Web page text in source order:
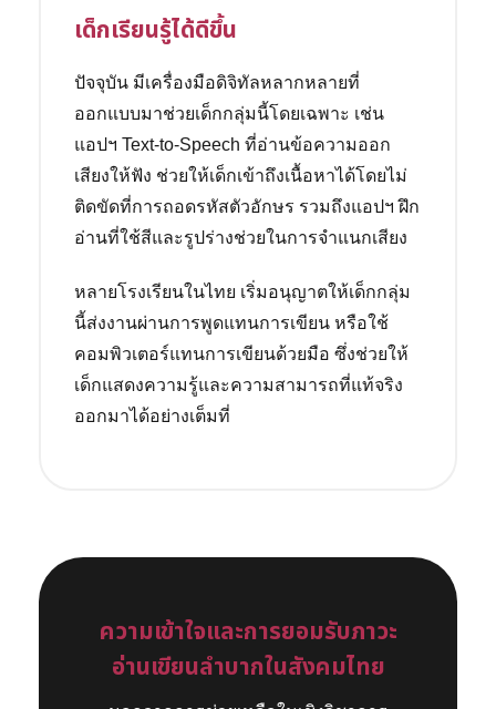
เด็กเรียนรู้ได้ดีขึ้น
ปัจจุบัน มีเครื่องมือดิจิทัลหลากหลายที่
ออกแบบมาช่วยเด็กกลุ่มนี้โดยเฉพาะ เช่น
แอปฯ Text-to-Speech ที่อ่านข้อความออก
เสียงให้ฟัง ช่วยให้เด็กเข้าถึงเนื้อหาได้โดยไม่
ติดขัดที่การถอดรหัสตัวอักษร รวมถึงแอปฯ ฝึก
อ่านที่ใช้สีและรูปร่างช่วยในการจำแนกเสียง
หลายโรงเรียนในไทย เริ่มอนุญาตให้เด็กกลุ่ม
นี้ส่งงานผ่านการพูดแทนการเขียน หรือใช้
คอมพิวเตอร์แทนการเขียนด้วยมือ ซึ่งช่วยให้
เด็กแสดงความรู้และความสามารถที่แท้จริง
ออกมาได้อย่างเต็มที่
ความเข้าใจและการยอมรับภาวะ
อ่านเขียนลำบากในสังคมไทย